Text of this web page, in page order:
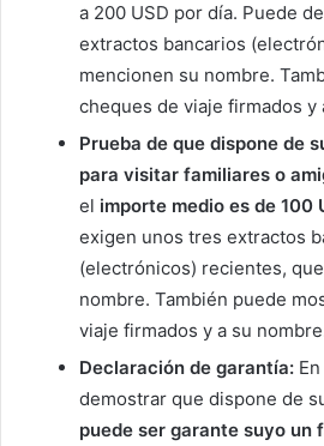
a 200 USD por día. Puede
extractos bancarios
mencionen su nombre.
cheques de viaje firmados y
Prueba de que dispone de
para visitar familiares o
el importe medio es de 100
exigen unos tres extractos
(electrónicos) recientes,
nombre. También puede
viaje firmados y a su
Declaración de garantía:
demostrar que dispone de
puede ser garante suyo un